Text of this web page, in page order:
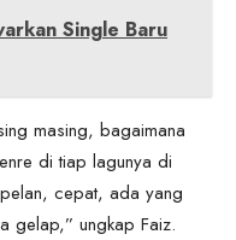
Single Baru
masing, bagaimana
di tiap lagunya di
cepat, ada yang
gelap,” ungkap Faiz.